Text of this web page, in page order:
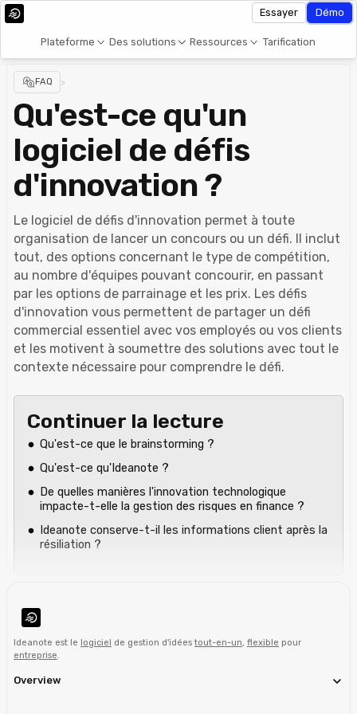
Plateforme Des solutions Ressources Tarification
Essayer Démo
FAQ >
Qu'est-ce qu'un
logiciel de défis
d'innovation ?
Le logiciel de défis d'innovation permet à toute
organisation de lancer un concours ou un défi. Il inclut
tout, des options concernant le type de compétition,
au nombre d'équipes pouvant concourir, en passant
par les options de parrainage et les prix. Les défis
d'innovation vous permettent de partager un défi
commercial essentiel avec vos employés ou vos clients
et les motivent à soumettre des solutions avec tout le
contexte nécessaire pour comprendre le défi.
Continuer la lecture
Qu'est-ce que le brainstorming ?
Qu'est-ce qu'Ideanote ?
De quelles manières l'innovation technologique
impacte-t-elle la gestion des risques en finance ?
Ideanote conserve-t-il les informations client après la
résiliation ?
Ideanote est le logiciel de gestion d'idéestout-en-un flexible pour
entreprise
Overview